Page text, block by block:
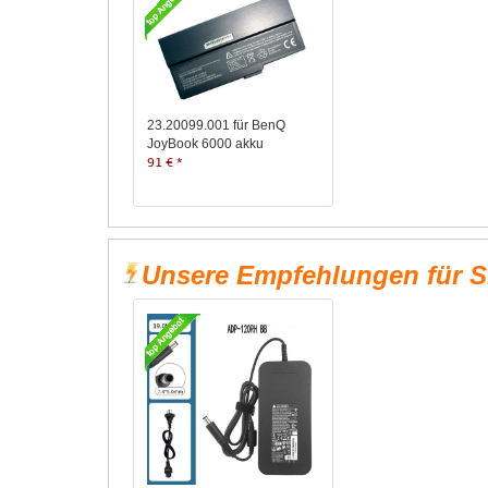
23.20099.001 für BenQ
JoyBook 6000 akku
91 € *
Unsere Empfehlungen für